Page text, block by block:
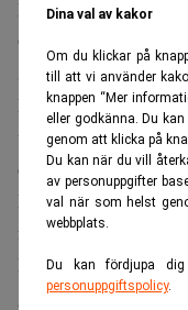
Dina val av kakor
Om du klickar på
till att vi använder
knappen “Mer
eller godkänna. Du
genom att klicka på
Du kan när du vill
av personuppgifter
val när som helst
webbplats.
Du kan fördjupa
personuppgiftspolicy.
Flera nya funktioner
Glasögonen är
spela in det
En av funktionerna
whiteboardtavlor
omvandla
En annan funktion är
från den anslutna
kan sedan spelas
glasögonen.